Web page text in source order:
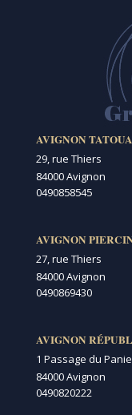
AVIGNON
29, rue Thiers
84000 Avignon
0490858545
AVIGNON
27, rue Thiers
84000 Avignon
0490869430
AVIGNON
1 Passage du
84000 Avignon
0490820222